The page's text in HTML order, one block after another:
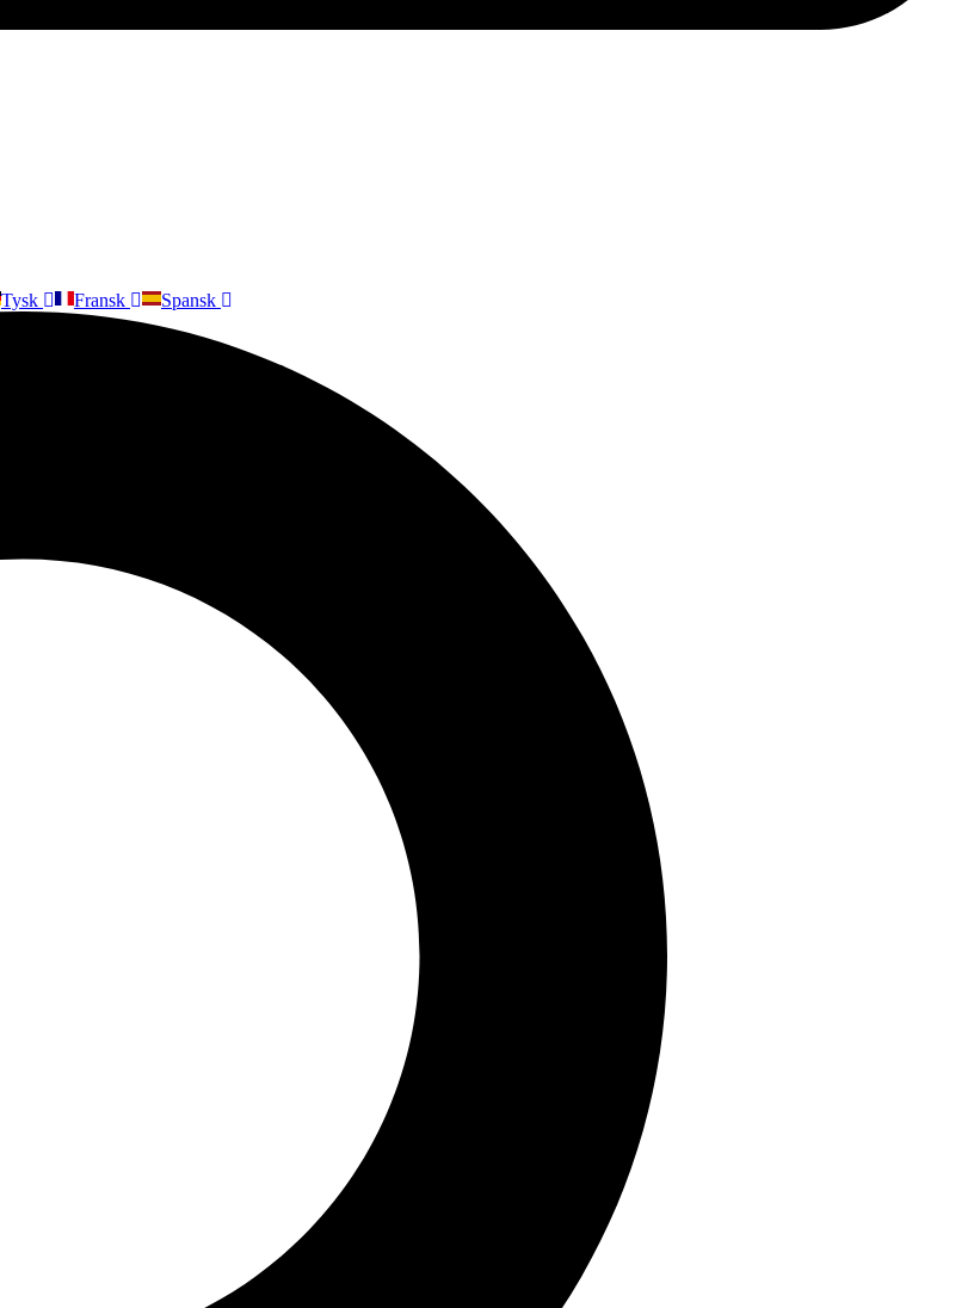
Tysk Fransk Spansk